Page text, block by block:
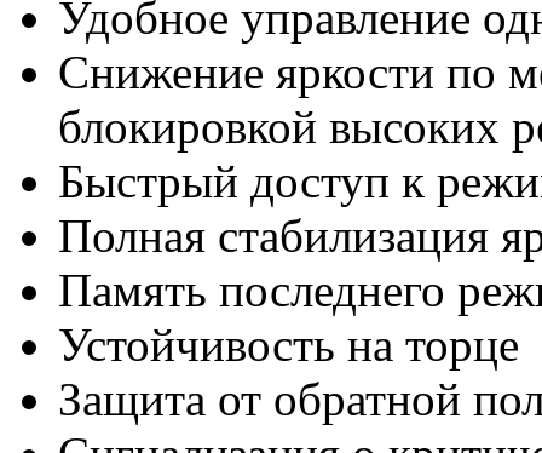
Удобное управление
Снижение яркости по
блокировкой высоких
Быстрый доступ к
Полная стабилизация
Память последнего
Устойчивость на торце
Защита от обратной